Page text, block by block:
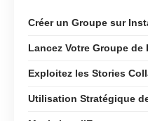
Créer un Groupe sur
Lancez Votre Groupe de
Exploitez les Stories
Utilisation Stratégique